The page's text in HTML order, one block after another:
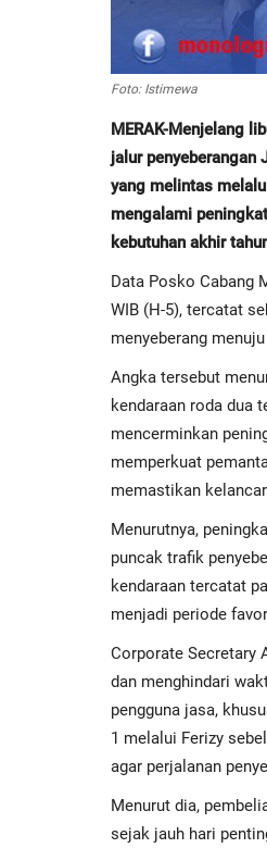
Foto: Istimewa
MERAK-Menjelang
jalur penyeberangan
yang melintas
mengalami
kebutuhan akhir
Data Posko Cabang
WIB (H-5), tercatat
menyeberang
Angka tersebut
kendaraan roda dua
mencerminkan
memperkuat
memastikan
Menurutnya,
puncak trafik
kendaraan tercatat
menjadi periode
Corporate Secretary
dan menghindari
pengguna jasa,
1 melalui Ferizy
agar perjalanan
Menurut dia,
sejak jauh hari